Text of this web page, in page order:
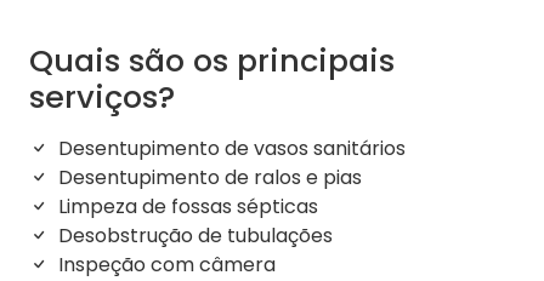
Quais são os principais
serviços?
Desentupimento de vasos sanitários
Desentupimento de ralos e pias
Limpeza de fossas sépticas
Desobstrução de tubulações
Inspeção com câmera